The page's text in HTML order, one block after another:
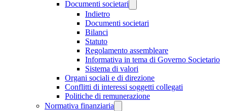
Documenti societari
Indietro
Documenti societari
Bilanci
Statuto
Regolamento assembleare
Informativa in tema di Governo Societario
Sistema di valori
Organi sociali e di direzione
Conflitti di interessi soggetti collegati
Politiche di remunerazione
Normativa finanziaria